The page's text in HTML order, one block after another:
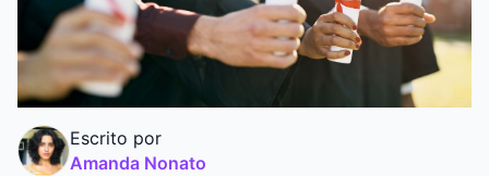
Escrito por
Amanda Nonato